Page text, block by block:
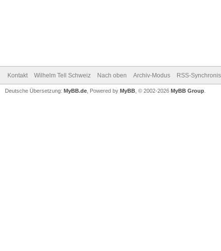
Kontakt Wilhelm Tell Schweiz Nach oben Archiv-Modus RSS-
Deutsche Übersetzung: MyBB.de , Powered by MyBB , © 2002-2026 MyBB Group